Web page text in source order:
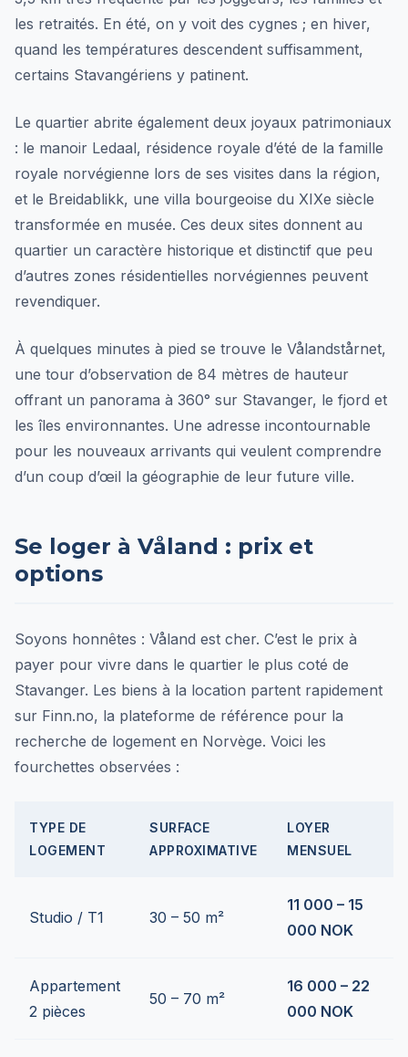
les retraités. En été, on y voit des cygnes ; en hiver,
quand les températures descendent suffisamment,
certains Stavangériens y patinent.
Le quartier abrite également deux joyaux patrimoniaux
: le manoir Ledaal, résidence royale d’été de la famille
royale norvégienne lors de ses visites dans la région,
et le Breidablikk, une villa bourgeoise du XIXe siècle
transformée en musée. Ces deux sites donnent au
quartier un caractère historique et distinctif que peu
d’autres zones résidentielles norvégiennes peuvent
revendiquer.
À quelques minutes à pied se trouve le Vålandstårnet,
une tour d’observation de 84 mètres de hauteur
offrant un panorama à 360° sur Stavanger, le fjord et
les îles environnantes. Une adresse incontournable
pour les nouveaux arrivants qui veulent comprendre
d’un coup d’œil la géographie de leur future ville.
Se loger à Våland : prix et
options
Soyons honnêtes : Våland est cher. C’est le prix à
payer pour vivre dans le quartier le plus coté de
Stavanger. Les biens à la location partent rapidement
sur Finn.no, la plateforme de référence pour la
recherche de logement en Norvège. Voici les
fourchettes observées :
TYPE DE
LOGEMENT
SURFACE
APPROXIMATIVE
LOYER
MENSUEL
Studio / T1 30 – 50 m²
11 000 – 15
000 NOK
Appartement
2 pièces
50 – 70 m²
16 000 – 22
000 NOK